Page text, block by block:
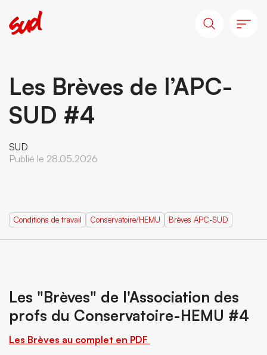
Les Brèves de l’APC-
SUD #4
SUD
Publié le 28.05.2026
Conditions de travail Conservatoire/HEMU Brèves APC-SUD
Les "Brèves" de l'Association des
profs du Conservatoire-HEMU #4
Les Brèves au complet en PDF